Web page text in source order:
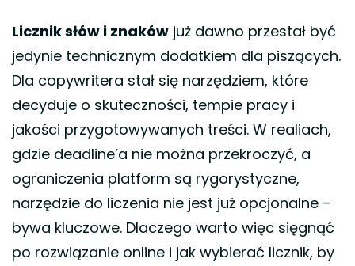
Licznik słów i znaków już dawno przestał być
jedynie technicznym dodatkiem dla piszących.
Dla copywritera stał się narzędziem, które
decyduje o skuteczności, tempie pracy i
jakości przygotowywanych treści. W realiach,
gdzie deadline’a nie można przekroczyć, a
ograniczenia platform są rygorystyczne,
narzędzie do liczenia nie jest już opcjonalne –
bywa kluczowe. Dlaczego warto więc sięgnąć
po rozwiązanie online i jak wybierać licznik, by